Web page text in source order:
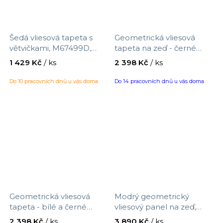
Šedá vliesová tapeta s
větvičkami, M67499D,
Botanique, Ugepa,
velikost 1,06 x 10,05 m
Do 10 pracovních dnů u vás doma
1 429 Kč / ks
Geometrická vliesová
tapeta na zeď - černé
obrysy trojúhelníků
347683, Precious, Origin,
velikost 0,53 x 10,05 m
Do 14 pracovních dnů u vás doma
2 398 Kč / ks
Geometrická vliesová
tapeta - bílé a černé
kosočtverce 347670,
2 398 Kč / ks
Modrý geometrický
vliesový panel na zeď,
323103,1,06x2,8m, Explore,
3 890 Kč / ks